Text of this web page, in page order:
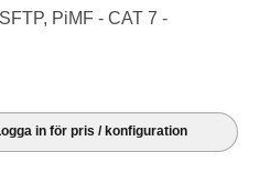
PiMF - CAT 7 -
in för pris / konfiguration